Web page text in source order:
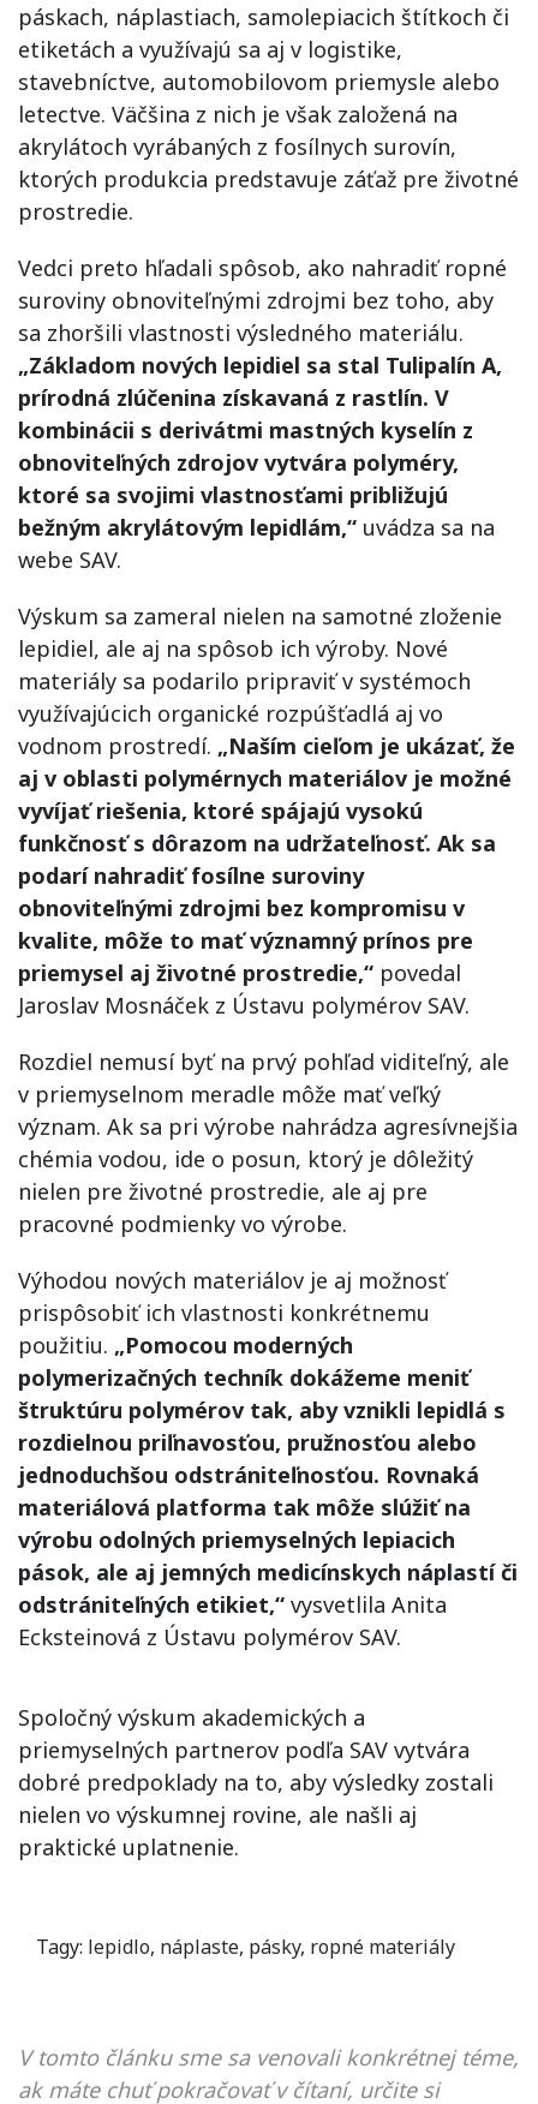
páskach, náplastiach, samolepiacich štítkoch či
etiketách a využívajú sa aj v logistike,
stavebníctve, automobilovom priemysle alebo
letectve. Väčšina z nich je však založená na
akrylátoch vyrábaných z fosílnych surovín,
ktorých produkcia predstavuje záťaž pre životné
prostredie.
Vedci preto hľadali spôsob, ako nahradiť ropné
suroviny obnoviteľnými zdrojmi bez toho, aby
sa zhoršili vlastnosti výsledného materiálu.
„Základom nových lepidiel sa stal Tulipalín A,
prírodná zlúčenina získavaná z rastlín. V
kombinácii s derivátmi mastných kyselín z
obnoviteľných zdrojov vytvára polyméry,
ktoré sa svojimi vlastnosťami približujú
bežným akrylátovým lepidlám,“ uvádza sa na
webe SAV.
Výskum sa zameral nielen na samotné zloženie
lepidiel, ale aj na spôsob ich výroby. Nové
materiály sa podarilo pripraviť v systémoch
využívajúcich organické rozpúšťadlá aj vo
vodnom prostredí. „Naším cieľom je ukázať, že
aj v oblasti polymérnych materiálov je možné
vyvíjať riešenia, ktoré spájajú vysokú
funkčnosť s dôrazom na udržateľnosť. Ak sa
podarí nahradiť fosílne suroviny
obnoviteľnými zdrojmi bez kompromisu v
kvalite, môže to mať významný prínos pre
priemysel aj životné prostredie,“ povedal
Jaroslav Mosnáček z Ústavu polymérov SAV.
Rozdiel nemusí byť na prvý pohľad viditeľný, ale
v priemyselnom meradle môže mať veľký
význam. Ak sa pri výrobe nahrádza agresívnejšia
chémia vodou, ide o posun, ktorý je dôležitý
nielen pre životné prostredie, ale aj pre
pracovné podmienky vo výrobe.
Výhodou nových materiálov je aj možnosť
prispôsobiť ich vlastnosti konkrétnemu
použitiu. „Pomocou moderných
polymerizačných techník dokážeme meniť
štruktúru polymérov tak, aby vznikli lepidlá s
rozdielnou priľnavosťou, pružnosťou alebo
jednoduchšou odstrániteľnosťou. Rovnaká
materiálová platforma tak môže slúžiť na
výrobu odolných priemyselných lepiacich
pások, ale aj jemných medicínskych náplastí či
odstrániteľných etikiet,“ vysvetlila Anita
Ecksteinová z Ústavu polymérov SAV.
Spoločný výskum akademických a
priemyselných partnerov podľa SAV vytvára
dobré predpoklady na to, aby výsledky zostali
nielen vo výskumnej rovine, ale našli aj
praktické uplatnenie.
Tagy: lepidlo, náplaste, pásky, ropné materiály
V tomto článku sme sa venovali konkrétnej téme,
ak máte chuť pokračovať v čítaní, určite si